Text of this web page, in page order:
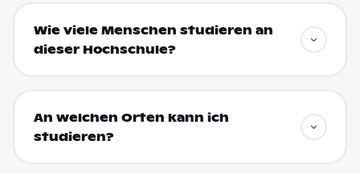
Wie viele Menschen studieren an
dieser Hochschule?
An welchen Orten kann ich
studieren?